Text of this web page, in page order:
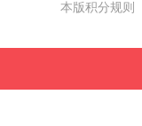
本版积分规则